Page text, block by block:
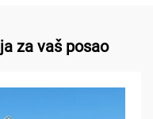
za vaš posao